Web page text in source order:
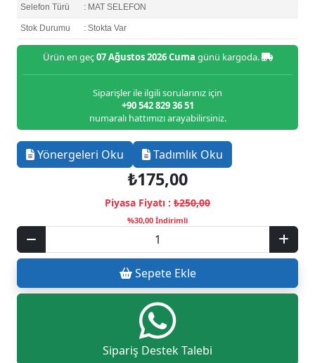
Selefon Türü : MAT SELEFON
Stok Durumu : Stokta Var
Ürün en geç07 Ağustos 2026 Cuma günü kargoda.
Siparişler ile ilgili sorularınız için
+90 542 829 36 51
numaralı hattımızı arayabilirsiniz.
Yönergeleri Oku Tadımlık Oku
₺175,00
Piyasa Fiyatı : ₺250,00
%30,00 İndirimli
Sepete Ekle
Sipariş Destek Talebi